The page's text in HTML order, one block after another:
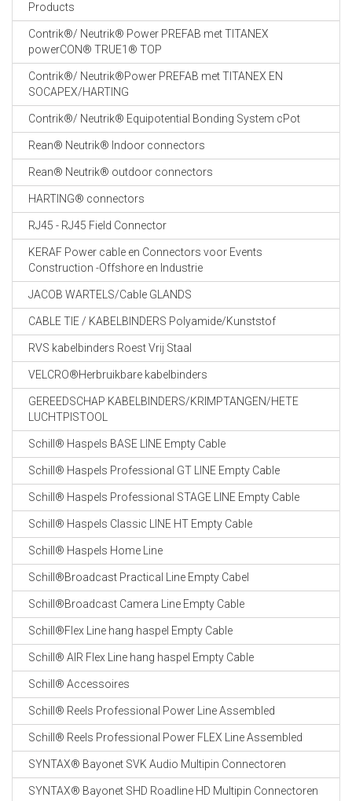
Products
Contrik®/ Neutrik® Power PREFAB met TITANEX
powerCON® TRUE1® TOP
Contrik®/ Neutrik®Power PREFAB met TITANEX EN
SOCAPEX/HARTING
Contrik®/ Neutrik® Equipotential Bonding System cPot
Rean® Neutrik® Indoor connectors
Rean® Neutrik® outdoor connectors
HARTING® connectors
RJ45 - RJ45 Field Connector
KERAF Power cable en Connectors voor Events
Construction -Offshore en Industrie
JACOB WARTELS/Cable GLANDS
CABLE TIE / KABELBINDERS Polyamide/Kunststof
RVS kabelbinders Roest Vrij Staal
VELCRO®Herbruikbare kabelbinders
GEREEDSCHAP KABELBINDERS/KRIMPTANGEN/HETE
LUCHTPISTOOL
Schill® Haspels BASE LINE Empty Cable
Schill® Haspels Professional GT LINE Empty Cable
Schill® Haspels Professional STAGE LINE Empty Cable
Schill® Haspels Classic LINE HT Empty Cable
Schill® Haspels Home Line
Schill®Broadcast Practical Line Empty Cabel
Schill®Broadcast Camera Line Empty Cable
Schill®Flex Line hang haspel Empty Cable
Schill® AIR Flex Line hang haspel Empty Cable
Schill® Accessoires
Schill® Reels Professional Power Line Assembled
Schill® Reels Professional Power FLEX Line Assembled
SYNTAX® Bayonet SVK Audio Multipin Connectoren
SYNTAX® Bayonet SHD Roadline HD Multipin Connectoren